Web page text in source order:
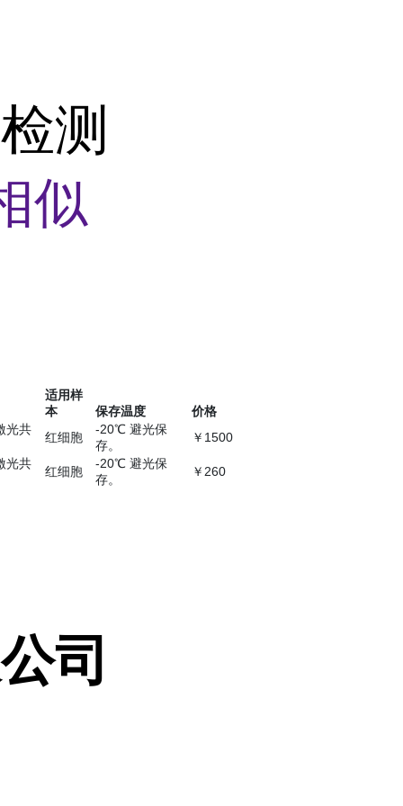
测
似
适用样
本
保存温度
价格
光共
红细胞
-20℃ 避光保
存。
￥1500
光共
红细胞
-20℃ 避光保
存。
￥260
司